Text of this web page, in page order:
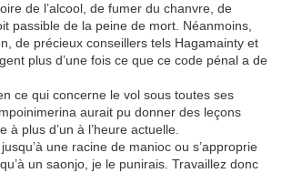
de l’alcool, de fumer du chanvre, de
passible de la peine de mort. Néanmoins,
de précieux conseillers tels Hagamainty et
plus d’une fois ce que ce code pénal a de
ce qui concerne le vol sous toutes ses
aurait pu donner des leçons
à plus d’un à l’heure actuelle.
une racine de manioc ou s’approprie
un saonjo, je le punirais. Travaillez donc